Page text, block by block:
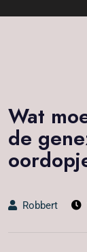
Wat
de
Robbert